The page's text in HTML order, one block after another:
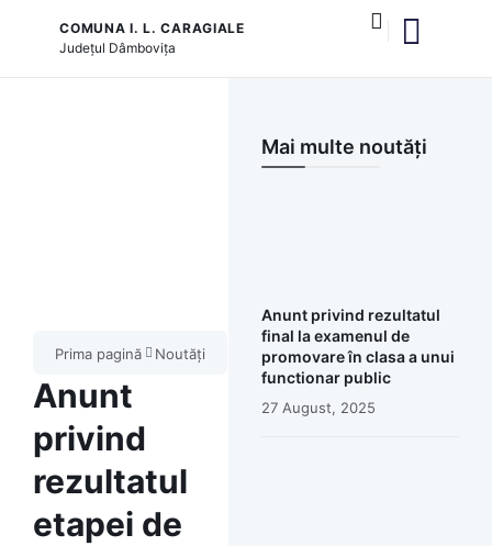
COMUNA I. L. CARAGIALE
Județul Dâmbovița
Prima pagină Noutăți
Anunt
privind
rezultatul
etapei de
Mai multe noutăți
Anunt privind rezultatul
final la examenul de
promovare în clasa a unui
functionar public
27 August, 2025